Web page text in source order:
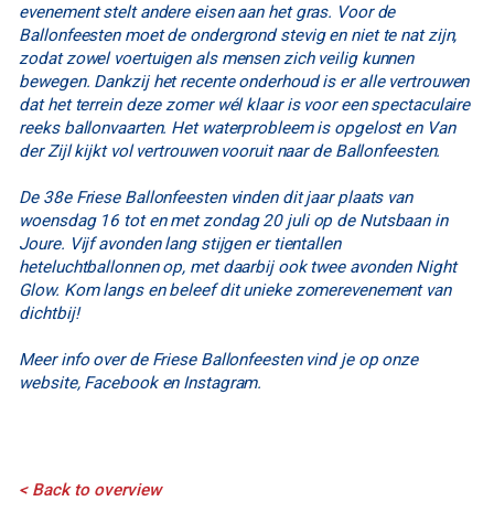
evenement stelt andere eisen aan het gras. Voor de
Ballonfeesten moet de ondergrond stevig en niet te nat zijn,
zodat zowel voertuigen als mensen zich veilig kunnen
bewegen. Dankzij het recente onderhoud is er alle vertrouwen
dat het terrein deze zomer wél klaar is voor een spectaculaire
reeks ballonvaarten. Het waterprobleem is opgelost en Van
der Zijl kijkt vol vertrouwen vooruit naar de Ballonfeesten.
De 38e Friese Ballonfeesten vinden dit jaar plaats van
woensdag 16 tot en met zondag 20 juli op de Nutsbaan in
Joure. Vijf avonden lang stijgen er tientallen
heteluchtballonnen op, met daarbij ook twee avonden Night
Glow. Kom langs en beleef dit unieke zomerevenement van
dichtbij!
Meer info over de Friese Ballonfeesten vind je op onze
website, Facebook en Instagram.
< Back to overview